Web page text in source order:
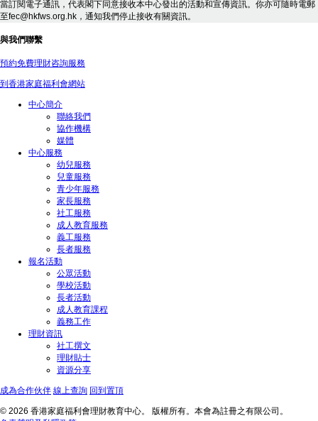
當訂閱電子通訊，代表閣下同意接收本中心發出的活動和宣傳資訊。你亦可隨時電郵
至fec@hkfws.org.hk，通知我們停止接收有關資訊。
與我們聯繫
預約免費理財咨詢服務
到香港家庭福利會網站
中心簡介
聯絡我們
協作機構
媒體
中心服務
幼兒服務
兒童服務
青少年服務
家長服務
社工服務
成人教育服務
義工服務
長者服務
報名活動
公眾活動
學校活動
長者活動
成人教育課程
義務工作
理財資訊
社工撰文
理財貼士
資源分享
成為合作伙伴 線上查詢 回到置頂
© 2026 香港家庭福利會理財教育中心。 版權所有。本會為註冊之有限公司。